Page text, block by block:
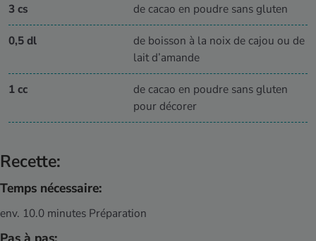
3 cs de cacao en poudre sans gluten
0,5 dl
de boisson à la noix de cajou ou de
lait d’amande
1 cc
de cacao en poudre sans gluten
pour décorer
Recette:
Temps nécessaire:
env. 10.0 minutes Préparation